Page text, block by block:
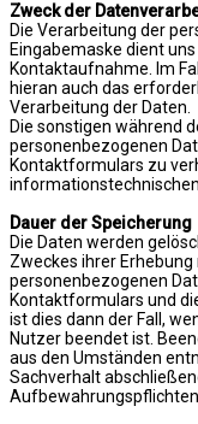
Zweck der
Die Verarbeitung der
Eingabemaske dient
Kontaktaufnahme. Im
hieran auch das
Verarbeitung der Daten.
Die sonstigen während
personenbezogenen
Kontaktformulars zu
Dauer der Speicherung
Die Daten werden
Zweckes ihrer
personenbezogenen
Kontaktformulars und
ist dies dann der Fall,
Nutzer beendet ist.
aus den Umständen
Sachverhalt